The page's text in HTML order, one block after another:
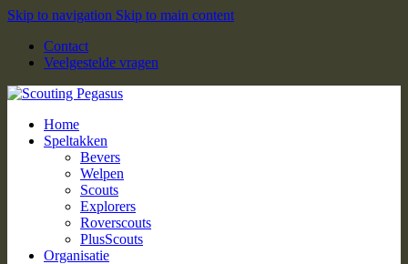
Skip to navigation Skip to main content
Contact
Veelgestelde vragen
Home
Speltakken
Bevers
Welpen
Scouts
Explorers
Roverscouts
PlusScouts
Organisatie